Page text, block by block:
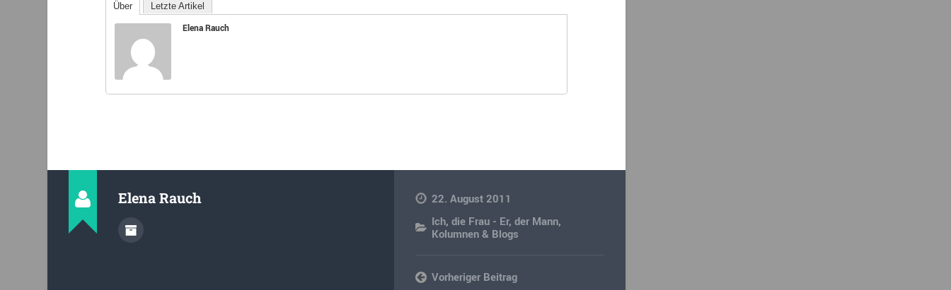
Über Letzte Artikel
Elena Rauch
Elena Rauch
22. August 2011
Ich, die Frau - Er, der Mann,
Kolumnen & Blogs
Vorheriger Beitrag